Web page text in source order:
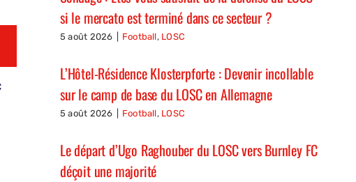
si le mercato est terminé dans ce secteur ?
5 août 2026 Football, LOSC
L’Hôtel-Résidence Klosterpforte : Devenir incollable
sur le camp de base du LOSC en Allemagne
5 août 2026 Football, LOSC
Le départ d’Ugo Raghouber du LOSC vers Burnley FC
déçoit une majorité